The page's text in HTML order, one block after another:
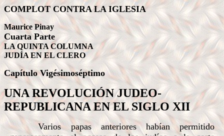
COMPLOT CONTRA LA IGLESIA
Maurice Pinay
Cuarta Parte
LA QUINTA COLUMNA
JUDÍA EN EL CLERO
Capítulo Vigésimoséptimo
UNA REVOLUCIÓN JUDEO-
REPUBLICANA EN EL SIGLO XII
Varios papas anteriores habían permitido